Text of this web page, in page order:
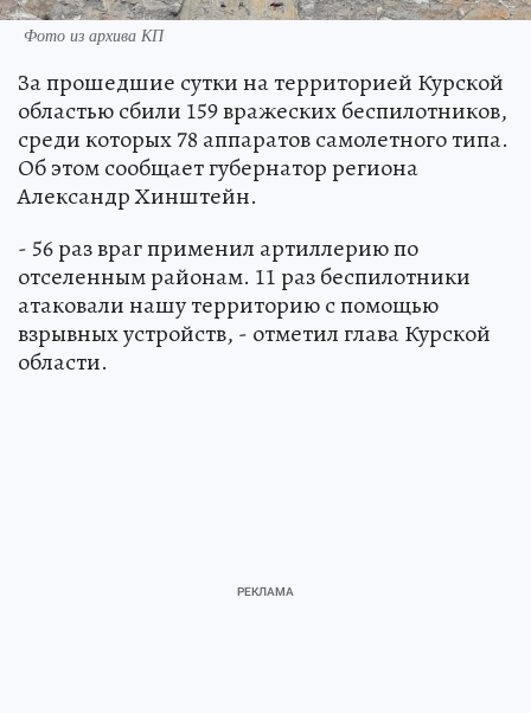
Фото из архива КП
За прошедшие сутки на территорией Курской
областью сбили 159 вражеских беспилотников,
среди которых 78 аппаратов самолетного типа.
Об этом сообщает губернатор региона
Александр Хинштейн.
- 56 раз враг применил артиллерию по
отселенным районам. 11 раз беспилотники
атаковали нашу территорию с помощью
взрывных устройств, - отметил глава Курской
области.